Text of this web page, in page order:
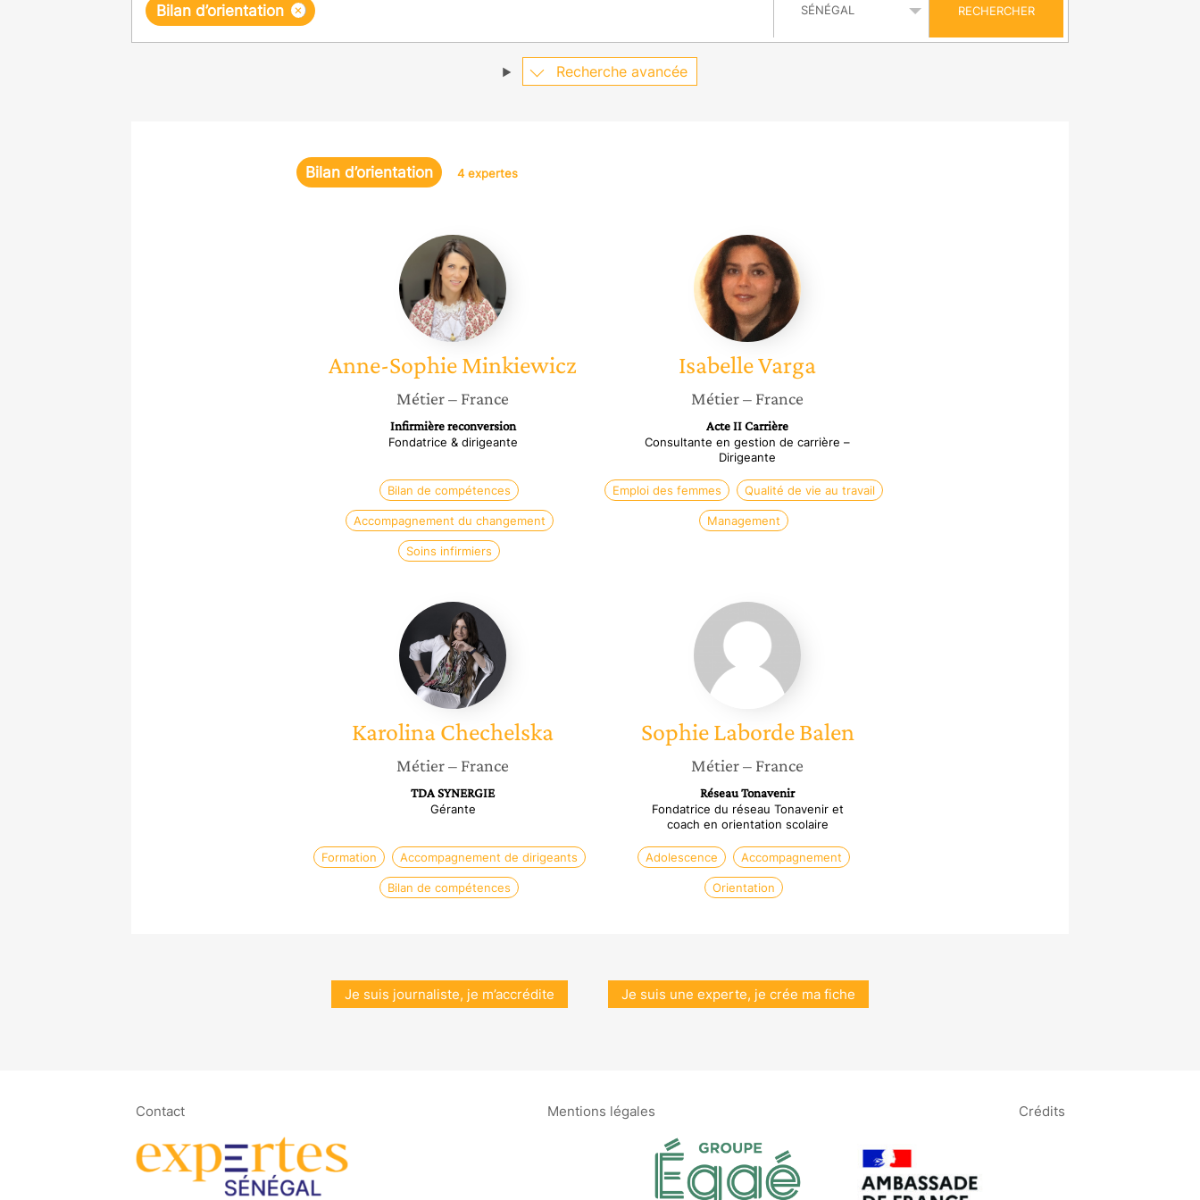
×
Bilan d’orientation RECHERCHER
Recherche avancée
Bilan d’orientation 4 expertes
Anne-
Sophie
Minkiewicz
Anne-SophieMinkiewicz
Métier– France
Infirmière reconversion
Fondatrice & dirigeante
Bilan de compétences
Accompagnement du changement
Soins infirmiers
Isabelle
Varga
IsabelleVarga
Métier– France
Acte II Carrière
Consultante en gestion de carrière –
Dirigeante
Emploi des femmes Qualité de vie au travail
Management
Karolina
Chechelska
KarolinaChechelska
Métier– France
TDA SYNERGIE
Gérante
Formation Accompagnement de dirigeants
Bilan de compétences
Sophie
Laborde
Balen
Sophie Laborde Balen
Métier– France
Réseau Tonavenir
Fondatrice du réseau Tonavenir et
coach en orientation scolaire
Adolescence Accompagnement
Orientation
Je suis journaliste, je m’accrédite Je suis une experte, je crée ma fiche
Contact Mentions légales Crédits